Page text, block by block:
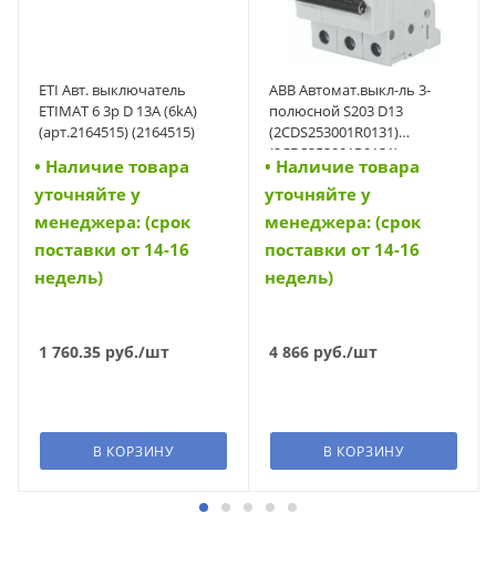
ETI Авт. выключатель
ETIMAT 6 3p D 13A (6kA)
(арт.2164515) (2164515)
• Наличие товара
уточняйте у
менеджера: (срок
поставки от 14-16
недель)
1 760.35 руб./шт
В КОРЗИНУ
ABB Автомат.выкл-ль 3-
полюсной S203 D13
(2CDS253001R0131)
(2CDS253001R0131)
• Наличие товара
уточняйте у
менеджера: (срок
поставки от 14-16
недель)
4 866 руб./шт
В КОРЗИНУ